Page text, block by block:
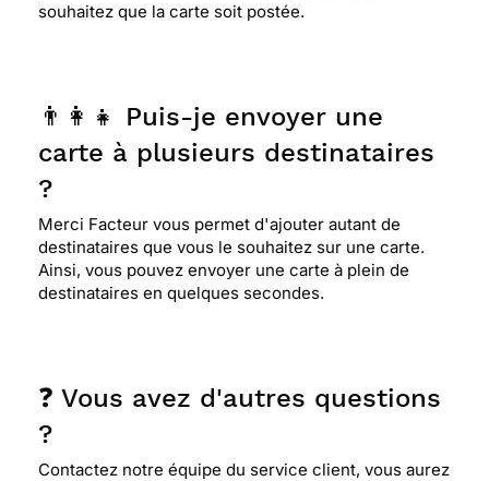
mercifacteur je le trouve très jolie bonne semaine
à tous
merci pour cette tendresse mon fils trisomique
sera heureux ,il adore les oiseaux ! a+
souhaitez que la carte soit postée.
👨‍👩‍👧 Puis-je envoyer une
carte à plusieurs destinataires
?
Merci Facteur vous permet d'ajouter autant de
destinataires que vous le souhaitez sur une carte.
Ainsi, vous pouvez envoyer une carte à plein de
destinataires en quelques secondes.
❓ Vous avez d'autres questions
?
Contactez notre équipe du service client, vous aurez